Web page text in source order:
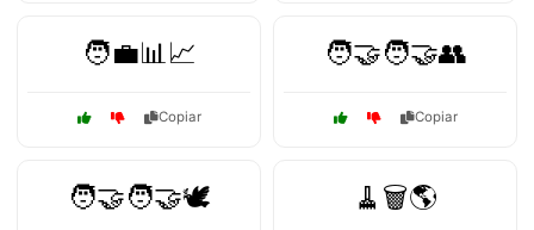
🧑‍💼📊📈
Copiar
🧑‍🤝‍🧑🤝👥
Copiar
🧑‍🤝‍🧑🤝🕊️ 🧹🗑️🌎